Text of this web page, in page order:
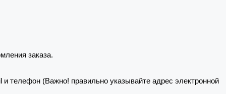
заказа.
телефон (Важно! правильно указывайте адрес электронной